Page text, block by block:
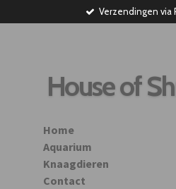
Verzendingen via
House of
Home
Aquarium
Knaagdieren
Contact